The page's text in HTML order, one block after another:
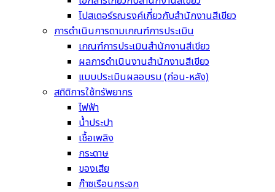
โปสเตอร์รณรงค์เกี่ยวกับสำนักงานสีเขียว
การดำเนินการตามเกณฑ์การประเมิน
เกณฑ์การประเมินสำนักงานสีเขียว
ผลการดำเนินงานสำนักงานสีเขียว
แบบประเมินผลอบรม (ก่อน-หลัง)
สถิติการใช้ทรัพยากร
ไฟฟ้า
น้ำประปา
เชื้อเพลิง
กระดาษ
ของเสีย
ก๊าซเรือนกระจก